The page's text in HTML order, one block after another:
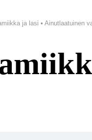
ja lasi • Ainutlaatuinen